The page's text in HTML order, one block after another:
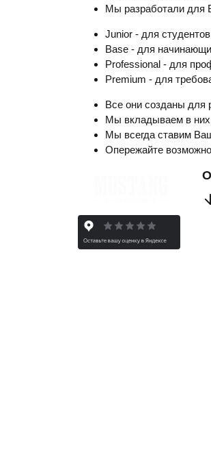
Мы разработали для
Junior - для
Base - для
Professional - для
Premium - для
Все они созданы для
Мы вкладываем в них
Мы всегда ставим
Опережайте